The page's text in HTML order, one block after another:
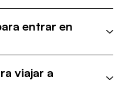
entrar en
viajar a